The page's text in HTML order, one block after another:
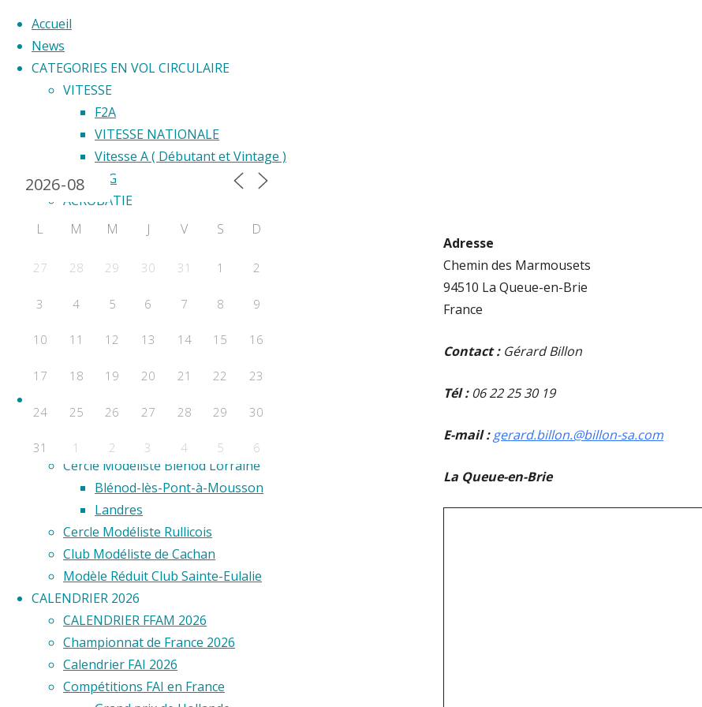
Accueil
News
CATEGORIES EN VOL CIRCULAIRE
VITESSE
F2A
VITESSE NATIONALE
Vitesse A ( Débutant et Vintage )
F2G
ACROBATIE
F2B
COURSE
F2F – Good Year
COMBAT
F2E
Aero Club de Saint-Étienne
Aéro Model Club du Limousin
Cercle Modéliste Blénod Lorraine
Blénod-lès-Pont-à-Mousson
Landres
Cercle Modéliste Rullicois
Club Modéliste de Cachan
Modèle Réduit Club Sainte-Eulalie
CALENDRIER 2026
CALENDRIER FFAM 2026
Championnat de France 2026
Calendrier FAI 2026
Compétitions FAI en France
Adresse
Chemin des Marmousets
94510 La Queue-en-Brie
France
Contact :Gérard Billon
Tél :06 22 25 30 19
E-mail : gerard.billon.@billon-sa.com
La Queue-en-Brie
Calendrier 2024
L M M J V S D
27 28 29 30 31 1 2
3 4 5 6 7 8 9
10 11 12 13 14 15 16
17 18 19 20 21 22 23
24 25 26 27 28 29 30
31 1 2 3 4 5 6
Évènements a venir
Aucun évènement
©2020 Vol circulaire commandé